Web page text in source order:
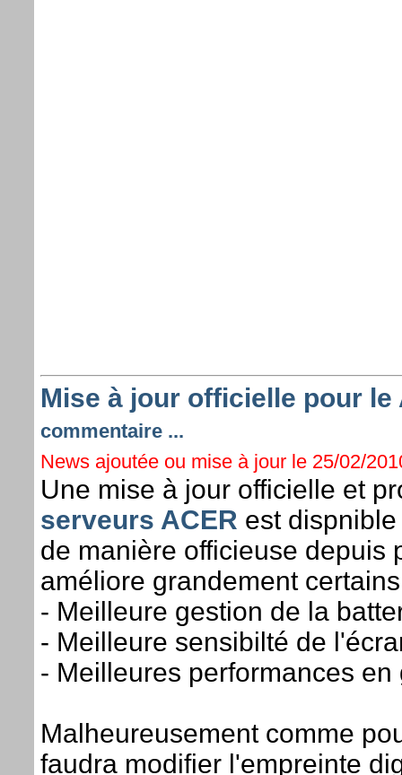
Mise à jour officielle pour
commentaire ...
News ajoutée ou mise à jour le 25/02/
Une mise à jour officielle et
serveurs ACER est
de manière officieuse depuis
améliore grandement
- Meilleure gestion de la
- Meilleure sensibilté de
- Meilleures performances en
Malheureusement comme
faudra modifier l'empreinte